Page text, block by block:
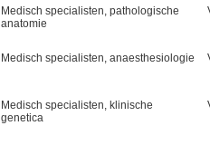
Medisch specialisten, pathologische
anatomie
Medisch specialisten, anaesthesiologie
Medisch specialisten, klinische
genetica